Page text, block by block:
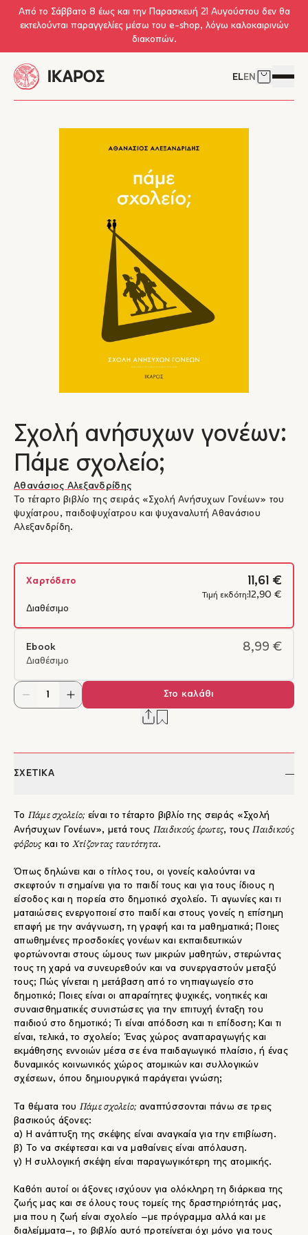
Skip to main content
Από το Σάββατο 8 έως και την Παρασκευή 21 Αυγούστου δεν θα
εκτελούνται παραγγελίες μέσω του e-shop, λόγω καλοκαιρινών
διακοπών.
ELEN Δείτε το
Σχολή ανήσυχων γονέων:
Πάμε σχολείο;
Αθανάσιος Αλεξανδρίδης
Το τέταρτο βιβλίο της σειράς «Σχολή Ανήσυχων Γονέων» του
ψυχίατρου, παιδοψυχίατρου και ψυχαναλυτή Αθανάσιου
Αλεξανδρίδη.
Χαρτόδετο 11,61 €
Τιμή εκδότη: 12,90 €
Διαθέσιμο
Ebook 8,99 €
Διαθέσιμο
Στο καλάθι
ΣΧΕΤΙΚΑ
Το Πάμε σχολείο; είναι το τέταρτο βιβλίο της σειράς «Σχολή
Ανήσυχων Γονέων», μετά τους Παιδικούς έρωτες, τουςΠαιδικούς
φόβουςκαι τοΧτίζοντας ταυτότητα.
Όπως δηλώνει και ο τίτλος του, οι γονείς καλούνται να
σκεφτούν τι σημαίνει για το παιδί τους και για τους ίδιους η
είσοδος και η πορεία στο δημοτικό σχολείο. Τι αγωνίες και τι
ματαιώσεις ενεργοποιεί στο παιδί και στους γονείς η επίσημη
επαφή με την ανάγνωση, τη γραφή και τα μαθηματικά; Ποιες
απωθημένες προσδοκίες γονέων και εκπαιδευτικών
φορτώνονται στους ώμους των μικρών μαθητών, στερώντας
τους τη χαρά να συνευρεθούν και να συνεργαστούν μεταξύ
τους; Πώς γίνεται η μετάβαση από το νηπιαγωγείο στο
δημοτικό; Ποιες είναι οι απαραίτητες ψυχικές, νοητικές και
συναισθηματικές συνιστώσες για την επιτυχή ένταξη του
παιδιού στο δημοτικό; Τι είναι απόδοση και τι επίδοση; Και τι
είναι, τελικά, το σχολείο; Ένας χώρος αναπαραγωγής και
εκμάθησης εννοιών μέσα σε ένα παιδαγωγικό πλαίσιο, ή ένας
δυναμικός κοινωνικός χώρος ατομικών και συλλογικών
σχέσεων, όπου δημιουργικά παράγεται γνώση;
Τα θέματα του Πάμε σχολείο; αναπτύσσονται πάνω σε τρεις
βασικούς άξονες:
α) Η ανάπτυξη της σκέψης είναι αναγκαία για την επιβίωση.
β) Το να σκέφτεσαι και να μαθαίνεις είναι απόλαυση.
γ) Η συλλογική σκέψη είναι παραγωγικότερη της ατομικής.
Καθότι αυτοί οι άξονες ισχύουν για ολόκληρη τη διάρκεια της
ζωής μας και σε όλους τους τομείς της δραστηριότητάς μας,
μια που η ζωή είναι σχολείο –με πρόγραμμα αλλά και με
διαλείμματα–, το βιβλίο αυτό προτείνεται όχι μόνο για τους